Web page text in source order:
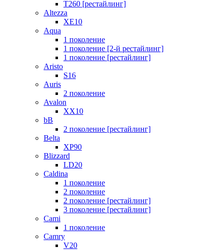
T260 [рестайлинг]
Altezza
XE10
Aqua
1 поколение
1 поколение [2-й рестайлинг]
1 поколение [рестайлинг]
Aristo
S16
Auris
2 поколение
Avalon
XX10
bB
2 поколение [рестайлинг]
Belta
XP90
Blizzard
LD20
Caldina
1 поколение
2 поколение
2 поколение [рестайлинг]
3 поколение [рестайлинг]
Cami
1 поколение
Camry
V20